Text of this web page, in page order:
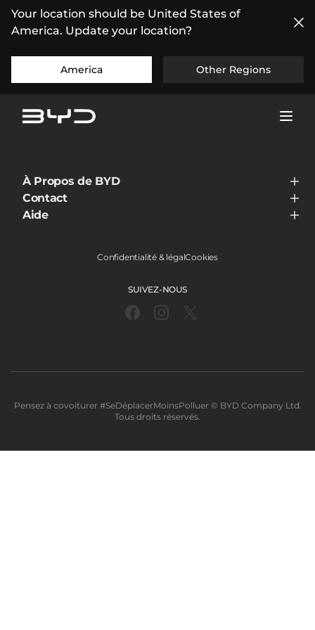
Your location should be United States of
America. Update your location?
America Other Regions
À Propos de BYD
À Propos de BYD
Contact
Visiter le concessionnaire
Aide
Confidentialité & légalCookies
SUIVEZ-NOUS
Pensez à covoiturer #SeDéplacerMoinsPolluer ©️ BYD Company Ltd.
Tous droits réservés.